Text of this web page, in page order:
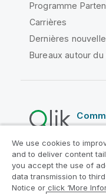
Programme
Carrières
Dernières
Bureaux autour
Contrats juridiques
Conditions
Legal Policies
We use cookies to
and to deliver content
you accept the use of
data transmission to
Notice or click ‘More